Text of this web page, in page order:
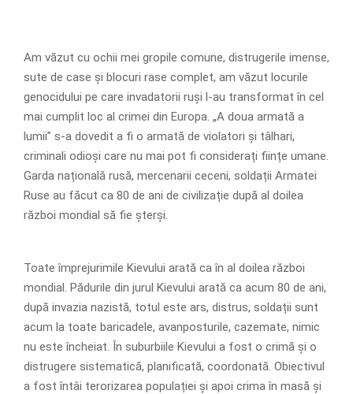
Am văzut cu ochii mei gropile comune, distrugerile imense,
sute de case și blocuri rase complet, am văzut locurile
genocidului pe care invadatorii ruși l-au transformat în cel
mai cumplit loc al crimei din Europa. „A doua armată a
lumii” s-a dovedit a fi o armată de violatori și tâlhari,
criminali odioși care nu mai pot fi considerați ființe umane.
Garda națională rusă, mercenarii ceceni, soldații Armatei
Ruse au făcut ca 80 de ani de civilizație după al doilea
război mondial să fie șterși.
Toate împrejurimile Kievului arată ca în al doilea război
mondial. Pădurile din jurul Kievului arată ca acum 80 de ani,
după invazia nazistă, totul este ars, distrus, soldații sunt
acum la toate baricadele, avanposturile, cazemate, nimic
nu este încheiat. În suburbiile Kievului a fost o crimă și o
distrugere sistematică, planificată, coordonată. Obiectivul
a fost întâi terorizarea populației și apoi crima în masă și